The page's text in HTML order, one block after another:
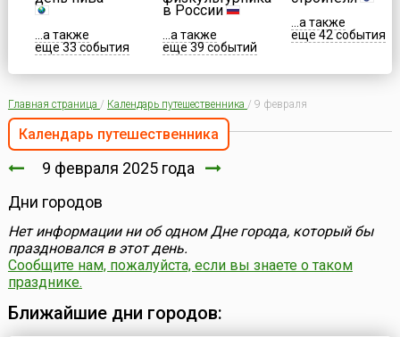
...а также
еще 33 события
в России
...а также
еще 39 событий
...а также
еще 42 события
Главная страница / Календарь путешественника / 9 февраля
Календарь путешественника
9 февраля 2025 года
Дни городов
Нет информации ни об одном Дне города, который бы
праздновался в этот день.
Сообщите нам, пожалуйста, если вы знаете о таком
празднике.
Ближайшие дни городов: